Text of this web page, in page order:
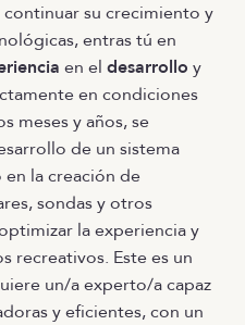
su crecimiento y
entras tú en
en el desarrollo y
en condiciones
meses y años, se
de un sistema
la creación de
sondas y otros
la experiencia y
recreativos. Este es un
un/a experto/a capaz
y eficientes, con un